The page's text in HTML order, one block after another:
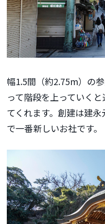
幅1.5間（約2.75m）の
って階段を上っていく
てくれます。創建は建
で一番新しいお社です。